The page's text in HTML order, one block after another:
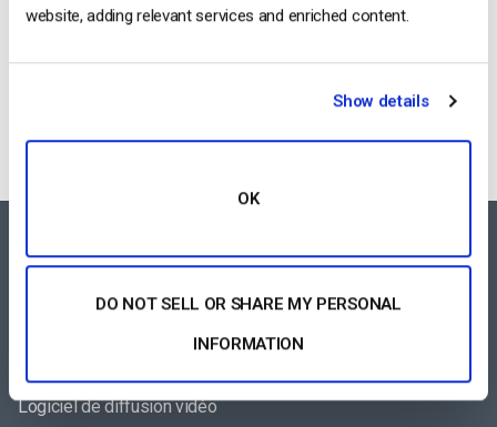
website, adding relevant services and enriched content.
Show details
OK
DO NOT SELL OR SHARE MY PERSONAL
INFORMATION
Categories
FEATURES AREA
Logiciel de diffusion vidéo